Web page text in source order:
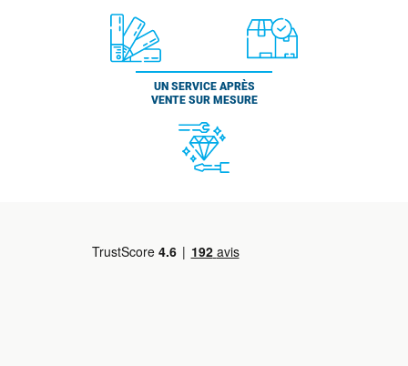
UN SERVICE APRÈS
VENTE SUR MESURE